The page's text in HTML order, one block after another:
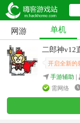
网游 单机
二郎神v12
开启全新的
手游辅助 |
需网络